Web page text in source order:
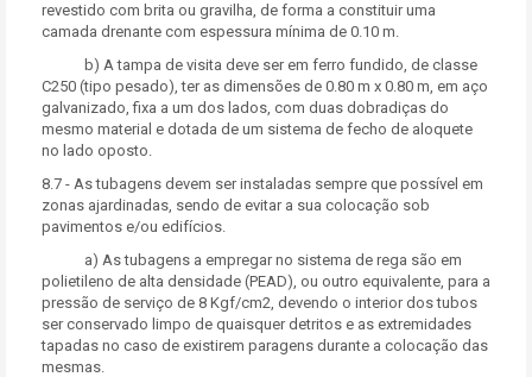
revestido com brita ou gravilha, de forma a constituir uma
camada drenante com espessura mínima de 0.10 m.
b) A tampa de visita deve ser em ferro fundido, de classe
C250 (tipo pesado), ter as dimensões de 0.80 m x 0.80 m, em aço
galvanizado, fixa a um dos lados, com duas dobradiças do
mesmo material e dotada de um sistema de fecho de aloquete
no lado oposto.
8.7 - As tubagens devem ser instaladas sempre que possível em
zonas ajardinadas, sendo de evitar a sua colocação sob
pavimentos e/ou edifícios.
a) As tubagens a empregar no sistema de rega são em
polietileno de alta densidade (PEAD), ou outro equivalente, para a
pressão de serviço de 8 Kgf/cm2, devendo o interior dos tubos
ser conservado limpo de quaisquer detritos e as extremidades
tapadas no caso de existirem paragens durante a colocação das
mesmas.